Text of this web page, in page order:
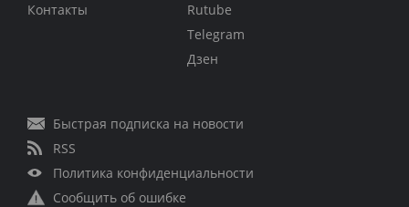
Контакты
Rutube
Telegram
Дзен
Быстрая подписка на новости
RSS
Политика конфиденциальности
Сообщить об ошибке